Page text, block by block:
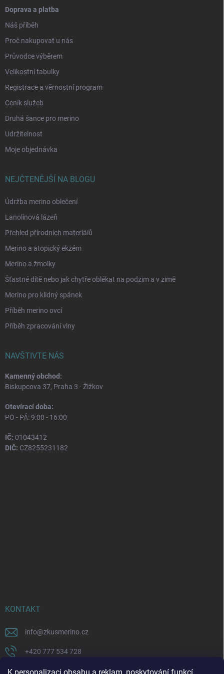
Doprava a platba
Náš příběh
Proč nakupovat u nás
Průvodce výběrem
Velikostní tabulky
Registrace a věrnostní program
Ceník služeb
Druhá šance pro merino
Udržitelnost
Moje objednávka
NEJČTENĚJŠÍ NA BLOGU
Údržba merino oblečení
Lanolinová lázeň
Přehled přírodních materiálů
Merino a atopický ekzém
Merino a žmolky
Šťastné dítě nebo jak chytře oblékat na podzim a v zimě
Merino pro klidný spánek
Příběh merino ovcí
Příběh zpracování vlny
NAVŠTIVTE NÁS
Kamenný obchod:
Biskupcova 37, Praha 3 - Žižkov
Otevírací doba:
PO - PÁ: 9:00 - 16:00
IČ: 01043412
DIČ: CZ8255231182
KONTAKT
info@zkusmerino.cz
+420 777 534 728
https://www.facebook.com/zkusmerino/